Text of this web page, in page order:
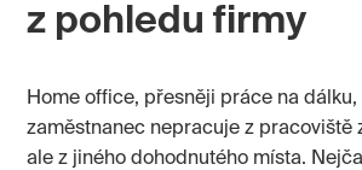
z pohledu firmy
Home office, přesněji práce na dálku,
zaměstnanec nepracuje z pracoviště
ale z jiného dohodnutého místa.